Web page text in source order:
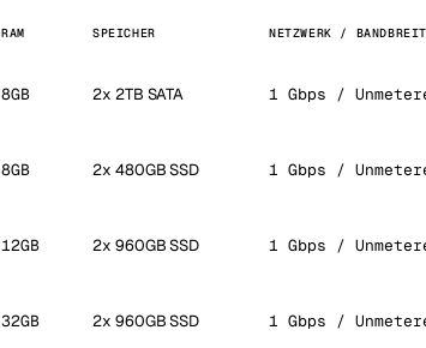
RAM SPEICHER NETZWERK /
8GB 2x 2TB SATA 1 Gbps /
8GB 2x 480GB SSD 1 Gbps /
12GB 2x 960GB SSD 1 Gbps /
32GB 2x 960GB SSD 1 Gbps /